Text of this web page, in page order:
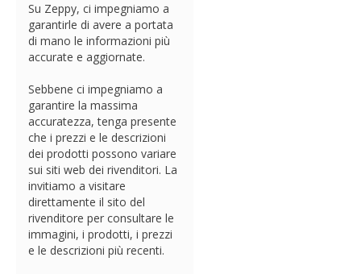
Su Zeppy, ci impegniamo a
garantirle di avere a portata
di mano le informazioni più
accurate e aggiornate.
Sebbene ci impegniamo a
garantire la massima
accuratezza, tenga presente
che i prezzi e le descrizioni
dei prodotti possono variare
sui siti web dei rivenditori. La
invitiamo a visitare
direttamente il sito del
rivenditore per consultare le
immagini, i prodotti, i prezzi
e le descrizioni più recenti.